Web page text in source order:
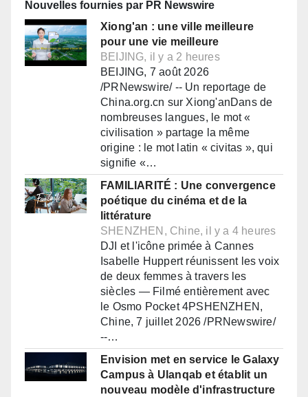
Nouvelles fournies par PR Newswire
Xiong'an : une ville meilleure
pour une vie meilleure
BEIJING, il y a 2 heures
BEIJING, 7 août 2026
/PRNewswire/ -- Un reportage de
China.org.cn sur Xiong'anDans de
nombreuses langues, le mot «
civilisation » partage la même
origine : le mot latin « civitas », qui
signifie «…
FAMILIARITÉ : Une convergence
poétique du cinéma et de la
littérature
SHENZHEN, Chine, il y a 4 heures
DJI et l'icône primée à Cannes
Isabelle Huppert réunissent les voix
de deux femmes à travers les
siècles — Filmé entièrement avec
le Osmo Pocket 4PSHENZHEN,
Chine, 7 juillet 2026 /PRNewswire/
--…
Envision met en service le Galaxy
Campus à Ulanqab et établit un
nouveau modèle d'infrastructure